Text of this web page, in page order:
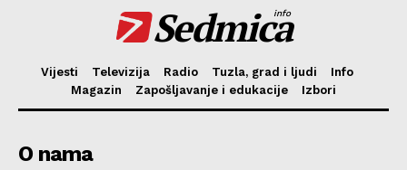
Sedmica
info
Vijesti Televizija Radio Tuzla, grad i ljudi
Info
Magazin
Zapošljavanje i edukacije Izbori
O nama